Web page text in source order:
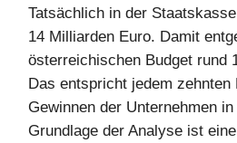
Tatsächlich in der
14 Milliarden Euro. Damit
österreichischen Budget rund
Das entspricht jedem zehnten
Gewinnen der Unternehmen
Grundlage der Analyse ist